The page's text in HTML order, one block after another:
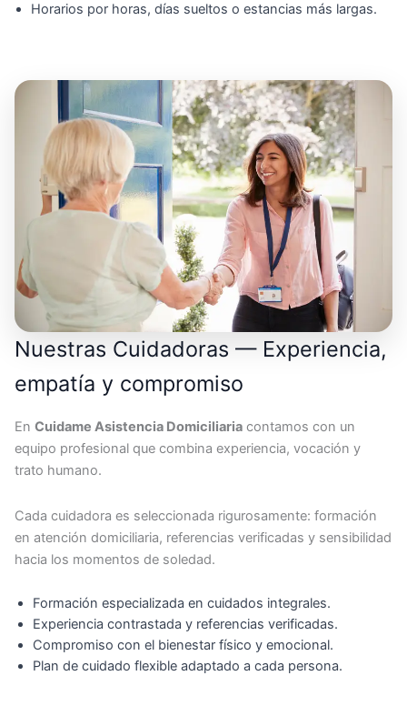
Horarios por horas, días sueltos o estancias más largas.
Nuestras Cuidadoras — Experiencia,
empatía y compromiso
En Cuidame Asistencia Domiciliaria contamos con un
equipo profesional que combina experiencia, vocación y
trato humano.
Cada cuidadora es seleccionada rigurosamente: formación
en atención domiciliaria, referencias verificadas y sensibilidad
hacia los momentos de soledad.
Formación especializada en cuidados integrales.
Experiencia contrastada y referencias verificadas.
Compromiso con el bienestar físico y emocional.
Plan de cuidado flexible adaptado a cada persona.